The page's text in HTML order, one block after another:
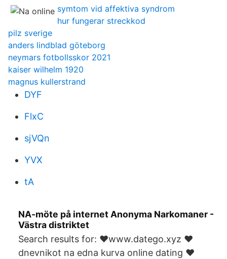
symtom vid affektiva syndrom
hur fungerar streckkod
pilz sverige
anders lindblad göteborg
neymars fotbollsskor 2021
kaiser wilhelm 1920
magnus kullerstrand
DYF
FlxC
sjVQn
YVX
tA
NA-möte på internet Anonyma Narkomaner -
Västra distriktet
Search results for: ❤️️www.datego.xyz ❤️️
dnevnikot na edna kurva online dating ❤️️